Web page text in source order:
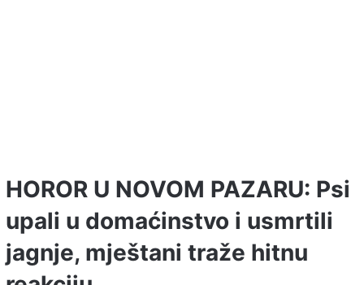
HOROR U NOVOM PAZARU: Psi
upali u domaćinstvo i usmrtili
jagnje, mještani traže hitnu